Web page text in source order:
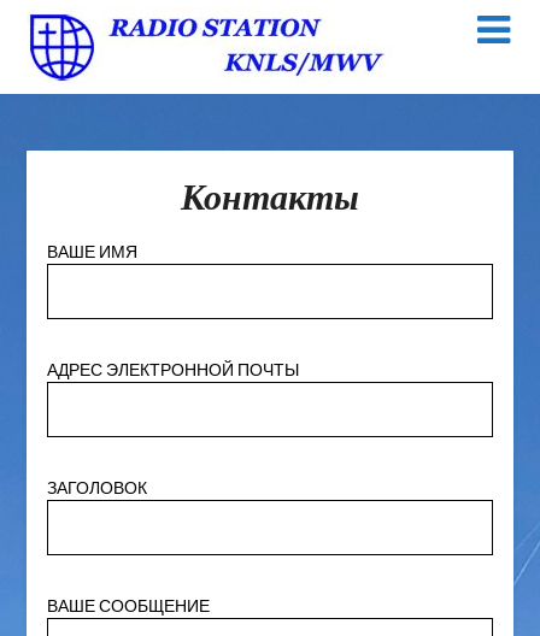
Контакты
ВАШЕ ИМЯ
АДРЕС ЭЛЕКТРОННОЙ ПОЧТЫ
ЗАГОЛОВОК
ВАШЕ СООБЩЕНИЕ